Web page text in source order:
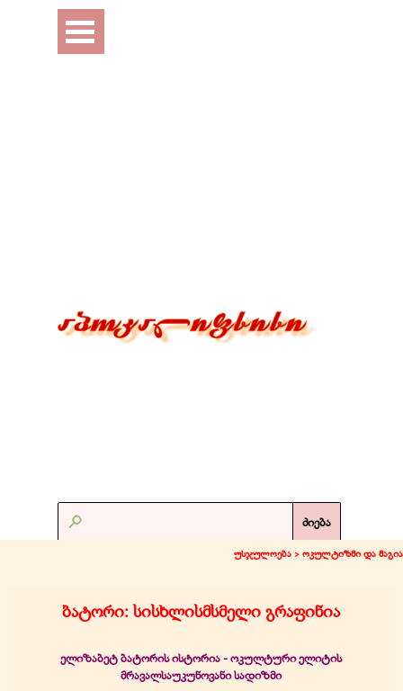
Перейти к контенту
Пропустить меню
ძიება
უსჯულოება > ოკულტიზმი და მაგია
ბატორი: სისხლისმსმელი გრაფინია
ელიზაბეტ ბატორის ისტორია - ოკულტური ელიტის
მრავალსაუკუნოვანი სადიზმი